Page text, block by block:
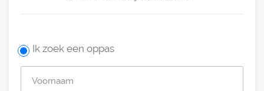
Ik zoek een oppas